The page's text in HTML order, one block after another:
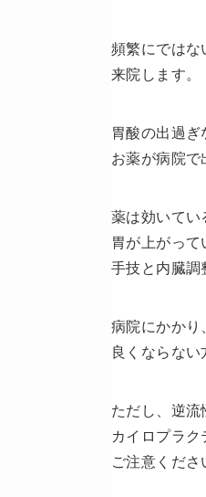
頻繁にではな
来院します。
胃酸の出過
お薬が病院で
薬は効いてい
胃が上がって
手技と内臓調
病院にかかり
良くならない
ただし、逆流
カイロプラク
ご注意くださ